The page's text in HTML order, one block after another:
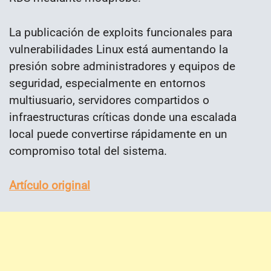
La publicación de exploits funcionales para
vulnerabilidades Linux está aumentando la
presión sobre administradores y equipos de
seguridad, especialmente en entornos
multiusuario, servidores compartidos o
infraestructuras críticas donde una escalada
local puede convertirse rápidamente en un
compromiso total del sistema.
Artículo original